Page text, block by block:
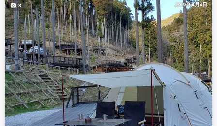
2023年4月4日
3